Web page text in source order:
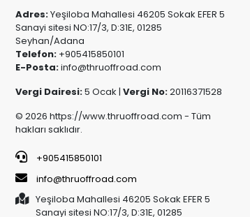
Adres:Yeşiloba Mahallesi 46205 Sokak EFER 5
Sanayi sitesi NO:17/3, D:31E, 01285
Seyhan/Adana
Telefon:+905415850101
E-Posta:info@thruoffroad.com
Vergi Dairesi:5 Ocak | Vergi No:20116371528
© 2026 https://www.thruoffroad.com - Tüm
hakları saklıdır.
+905415850101
info@thruoffroad.com
Yeşiloba Mahallesi 46205 Sokak EFER 5
Sanayi sitesi NO:17/3, D:31E, 01285